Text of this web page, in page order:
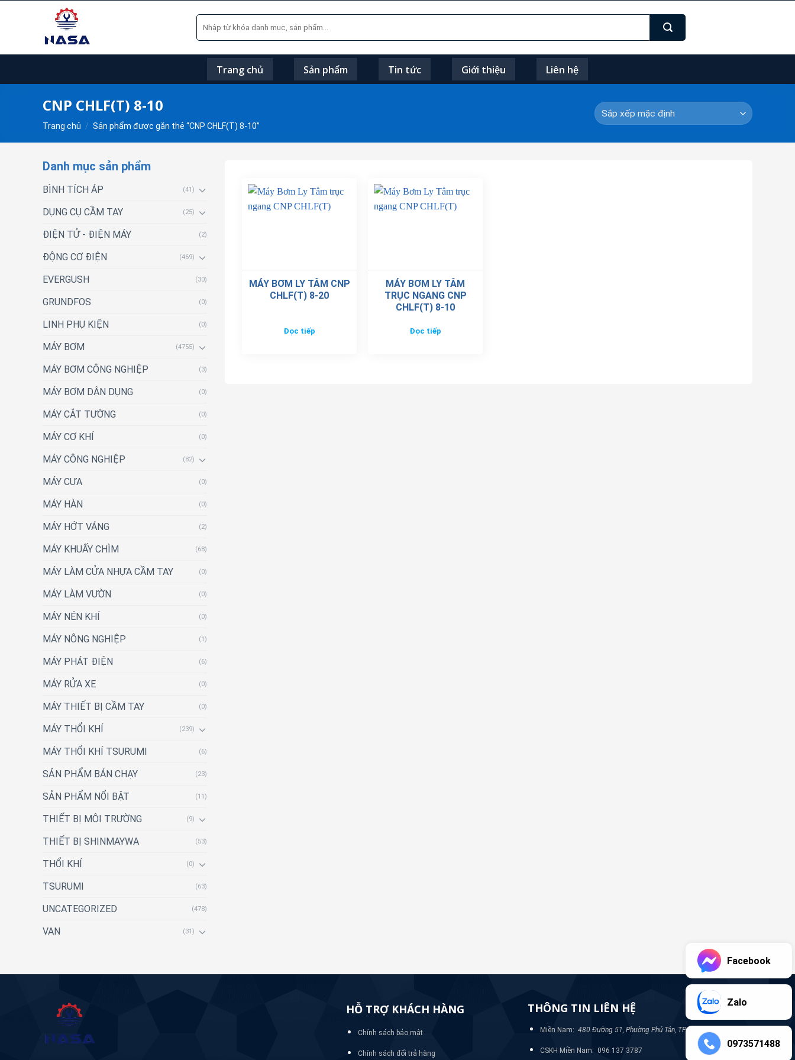
Tìm
kiếm:
Trang chủ Sản phẩm Tin tức Giới thiệu Liên hệ
CNP CHLF(T) 8-10
Trang chủ / Sản phẩm được gắn thẻ “CNP CHLF(T) 8-10”
Danh mục sản phẩm
BÌNH TÍCH ÁP (41)
DỤNG CỤ CẦM TAY (25)
ĐIỆN TỬ - ĐIỆN MÁY (2)
ĐỘNG CƠ ĐIỆN (469)
EVERGUSH (30)
GRUNDFOS (0)
LINH PHỤ KIỆN (0)
MÁY BƠM (4755)
MÁY BƠM CÔNG NGHIỆP (3)
MÁY BƠM DÂN DỤNG (0)
MÁY CẮT TƯỜNG (0)
MÁY CƠ KHÍ (0)
MÁY CÔNG NGHIỆP (82)
MÁY CƯA (0)
MÁY HÀN (0)
MÁY HỚT VÁNG (2)
MÁY KHUẤY CHÌM (68)
MÁY LÀM CỬA NHỰA CẦM TAY (0)
MÁY LÀM VƯỜN (0)
MÁY NÉN KHÍ (0)
MÁY NÔNG NGHIỆP (1)
MÁY PHÁT ĐIỆN (6)
MÁY RỬA XE (0)
MÁY THIẾT BỊ CẦM TAY (0)
MÁY THỔI KHÍ (239)
MÁY THỔI KHÍ TSURUMI (6)
SẢN PHẨM BÁN CHẠY (23)
SẢN PHẨM NỔI BẬT (11)
THIẾT BỊ MÔI TRƯỜNG (9)
THIẾT BỊ SHINMAYWA (53)
THỔI KHÍ (0)
TSURUMI (63)
UNCATEGORIZED (478)
VAN (31)
MÁY BƠM LY TÂM CNP
CHLF(T) 8-20
Đọc tiếp
MÁY BƠM LY TÂM
TRỤC NGANG CNP
CHLF(T) 8-10
Đọc tiếp
HỖ TRỢ KHÁCH HÀNG
Chính sách bảo mật
Chính sách đổi trả hàng
THÔNG TIN LIÊN HỆ
Miền Nam: 480 Đường 51, Phường Phú Tân, TP Bình Dương
CSKH Miền Nam: 096 137 3787
Facebook
Zalo
0973571488